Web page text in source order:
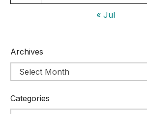
« Jul
Archives
Categories